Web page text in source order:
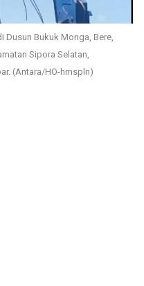
Dusun Bukuk Monga, Bere,
Sipora Selatan,
(Antara/HO-hmspln)